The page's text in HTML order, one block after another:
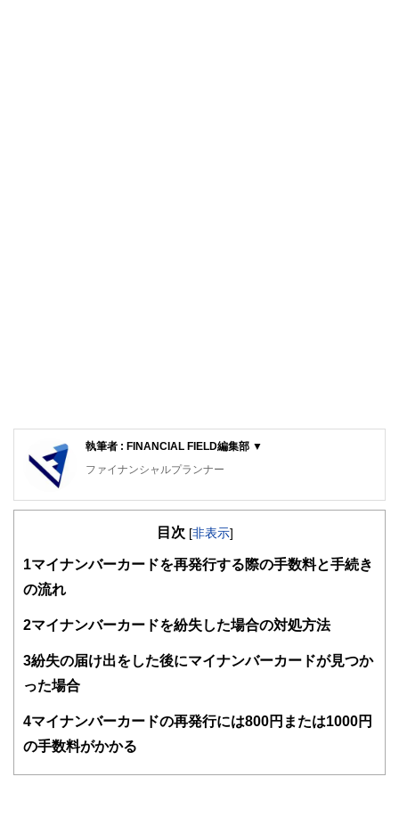
執筆者 : FINANCIAL FIELD編集部 ▼
ファイナンシャルプランナー
FinancialField編集部は、金融、経済に関する記事を、日々
知識がない方でも理解できるようわかりやすく発信していま
関わることで、読者目線のコンテンツを追求しています。
FinancialFieldの特徴は、ファイナンシャルプランナー、弁
ど150名以上の有資格者を執筆者・監修者として迎え、むず
をわかりやすく発信している点です。
目次 [非表示]
1 マイナンバーカードを再発行する際の手数料と手続き
の流れ
2マイナンバーカードを紛失した場合の対処方法
3紛失の届け出をした後にマイナンバーカードが見つか
った場合
4マイナンバーカードの再発行には800円または1000円
の手数料がかかる